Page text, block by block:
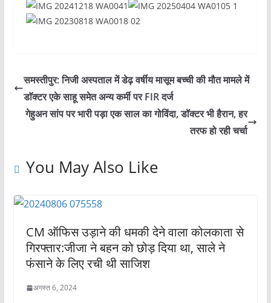
समस्तीपुर: निजी अस्पताल में डेढ़ वर्षीय मासूम बच्ची की मौत मामले में
डाॅक्टर एके साहू समेत अन्य कर्मी पर FIR दर्ज
गेहुअन सांप पर भारी पड़ा एक साल का गोविंदा, डॉक्टर भी हैरान, हर
तरफ हो रही चर्चा
You May Also Like
​​​​​​​CM ऑफिस उड़ाने की धमकी देने वाला कोलकाता से
गिरफ्तार:जीजा ने बहन को छोड़ दिया था, साले ने
फंसाने के लिए रची थी साजिश
अगस्त 6, 2024